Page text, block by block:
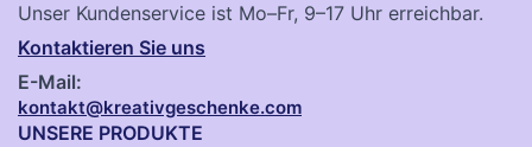
Unser Kundenservice ist Mo–Fr, 9–17 Uhr erreichbar.
Kontaktieren Sie uns
E-Mail:
kontakt@kreativgeschenke.com
UNSERE PRODUKTE